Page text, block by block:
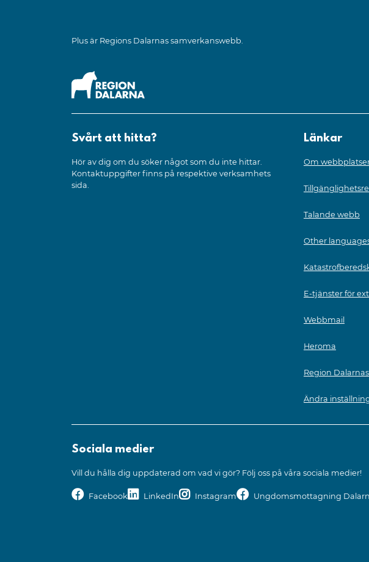
Plus är Regions Dalarnas samverkanswebb.
Svårt att hitta?
Hör av dig om du söker något som du inte hittar.
Kontaktuppgifter finns på respektive verksamhets
sida.
Länkar
Om
Talande webb
Other
E-tjänster för
Webbmail
Heroma
Region
Ändra
Sociala medier
Vill du hålla dig uppdaterad om vad vi gör? Följ oss på våra sociala medier!
Facebook LinkedIn Instagram Ungdomsmottagning